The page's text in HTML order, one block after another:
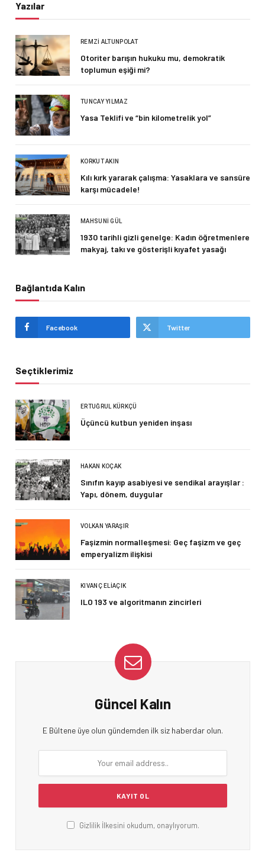
Yazılar
REMZI ALTUNPOLAT
Otoriter barışın hukuku mu, demokratik
toplumun eşiği mi?
TUNCAY YILMAZ
Yasa Teklifi ve “bin kilometrelik yol”
KORKUT AKIN
Kılı kırk yararak çalışma: Yasaklara ve sansüre
karşı mücadele!
MAHSUNI GÜL
1930 tarihli gizli genelge: Kadın öğretmenlere
makyaj, takı ve gösterişli kıyafet yasağı
Bağlantıda Kalın
Facebook Twitter
Seçtiklerimiz
ERTUĞRUL KÜRKÇÜ
Üçüncü kutbun yeniden inşası
HAKAN KOÇAK
Sınıfın kayıp asabiyesi ve sendikal arayışlar :
Yapı, dönem, duygular
VOLKAN YARAŞIR
Faşizmin normalleşmesi: Geç faşizm ve geç
emperyalizm ilişkisi
KIVANÇ ELIAÇIK
ILO 193 ve algoritmanın zincirleri
Güncel Kalın
E Bültene üye olun gündemden ilk siz haberdar olun.
Gizlilik İlkesini okudum, onaylıyorum.